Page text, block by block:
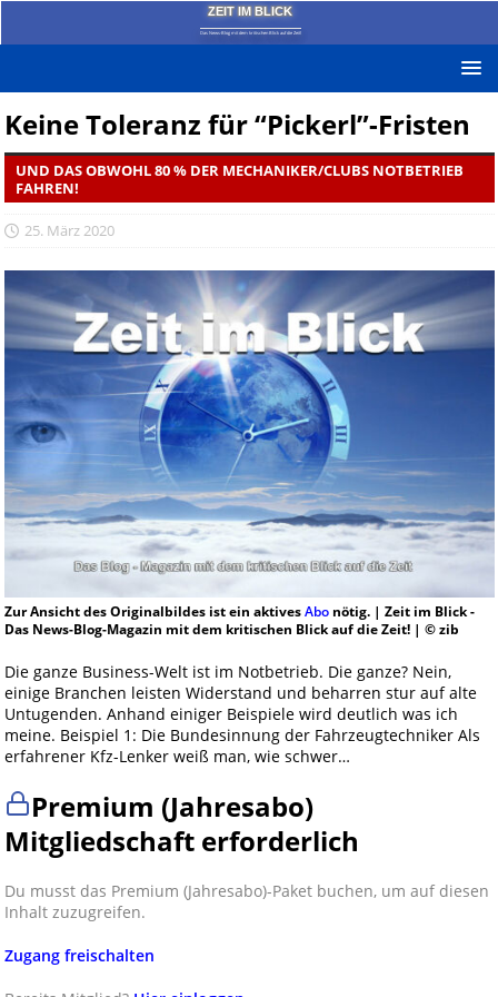
ZEIT IM BLICK
Das News-Blog mit dem kritischen Blick auf die Zeit!
Keine Toleranz für “Pickerl”-Fristen
UND DAS OBWOHL 80 % DER MECHANIKER/CLUBS NOTBETRIEB
FAHREN!
25. März 2020
Zur Ansicht des Originalbildes ist ein aktivesAbonötig. | Zeit im Blick -
Das News-Blog-Magazin mit dem kritischen Blick auf die Zeit! | © zib
Die ganze Business-Welt ist im Notbetrieb. Die ganze? Nein,
einige Branchen leisten Widerstand und beharren stur auf alte
Untugenden. Anhand einiger Beispiele wird deutlich was ich
meine. Beispiel 1: Die Bundesinnung der Fahrzeugtechniker Als
erfahrener Kfz-Lenker weiß man, wie schwer…
Premium (Jahresabo)
Mitgliedschaft erforderlich
Du musst das Premium (Jahresabo)-Paket buchen, um auf diesen
Inhalt zuzugreifen.
Zugang freischalten